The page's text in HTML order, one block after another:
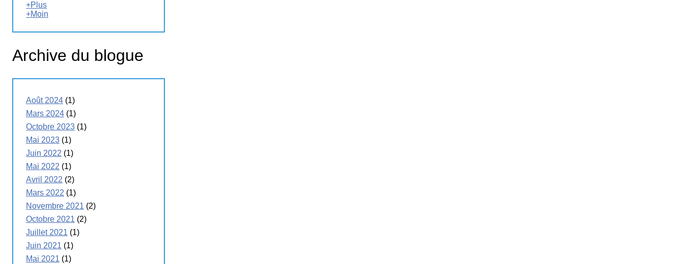
+Plus
+Moin
Archive du blogue
Août 2024 (1)
Mars 2024 (1)
Octobre 2023 (1)
Mai 2023 (1)
Juin 2022 (1)
Mai 2022 (1)
Avril 2022 (2)
Mars 2022 (1)
Novembre 2021 (2)
Octobre 2021 (2)
Juillet 2021 (1)
Juin 2021 (1)
Mai 2021 (1)